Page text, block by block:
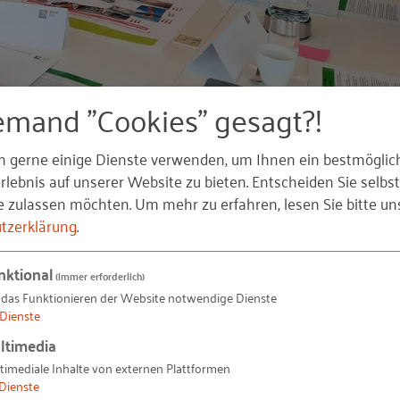
in den Bereichen
den Themen Energie- und Ressourceneffizienz und
Beispielen, wie Energie und Materialien durch
ging es um die Fördermöglichkeiten in diesem
"Cookies" gesagt?!
gerne einige Dienste verwenden, um Ihnen ein
auf unserer Website zu bieten. Entscheiden Sie
zulassen möchten.Um mehr zu erfahren, lesen Sie bitte
.
(immer erforderlich)
Funktionieren der Website notwendige Dienste
Dienste
Inhalte von externen Plattformen
Dienste